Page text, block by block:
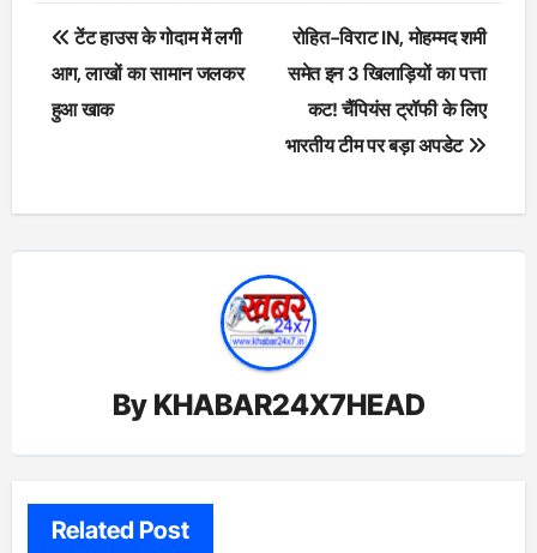
Post
navigation
टेंट हाउस के गोदाम में लगी
आग, लाखों का सामान जलकर
हुआ खाक
रोहित-विराट IN, मोहम्मद शमी
समेत इन 3 खिलाड़ियों का पत्ता
कट! चैंपियंस ट्रॉफी के लिए
भारतीय टीम पर बड़ा अपडेट
By KHABAR24X7HEAD
Related Post